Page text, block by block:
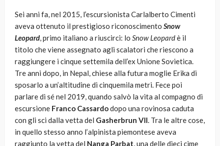
Sei anni fa, nel 2015, l’escursionista Carlalberto Cimenti
aveva ottenuto il prestigioso riconoscimento Snow
Leopard, primo italiano a riuscirci: lo Snow Leopardè il
titolo che viene assegnato agli scalatori che riescono a
raggiungere i cinque settemila dell’ex Unione Sovietica.
Tre anni dopo, in Nepal, chiese alla futura moglie Erika di
sposarlo a un’altitudine di cinquemila metri. Fece poi
parlare di sé nel 2019, quando salvò la vita al compagno di
escursione Franco Cassardodopo una rovinosa caduta
con gli sci dalla vetta del Gasherbrun VII. Tra le altre cose,
in quello stesso anno l’alpinista piemontese aveva
raggiunto la vetta del Nanga Parbat, una delle dieci cime